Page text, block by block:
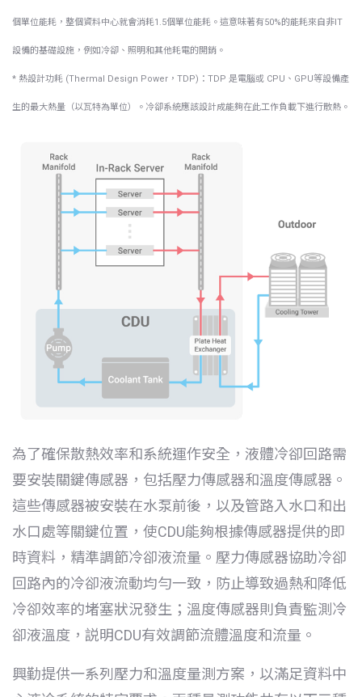
個單位能耗，整個資料中心就會消耗1.5個單位能耗。這意味著有50%的能耗來自非IT
設備的基礎設施，例如冷卻、照明和其他耗電的開銷。
* 熱設計功耗 (Thermal Design Power，TDP)：TDP 是電腦或 CPU、GPU等設備產
生的最大熱量（以瓦特為單位）。冷卻系統應該設計成能夠在此工作負載下進行散熱。
為了確保散熱效率和系統運作安全，液體冷卻回路需
要安裝關鍵傳感器，包括壓力傳感器和溫度傳感器。
這些傳感器被安裝在水泵前後，以及管路入水口和出
水口處等關鍵位置，使CDU能夠根據傳感器提供的即
時資料，精準調節冷卻液流量。壓力傳感器協助冷卻
回路內的冷卻液流動均勻一致，防止導致過熱和降低
冷卻效率的堵塞狀況發生；溫度傳感器則負責監測冷
卻液溫度，説明CDU有效調節流體溫度和流量。
興勤提供一系列壓力和溫度量測方案，以滿足資料中